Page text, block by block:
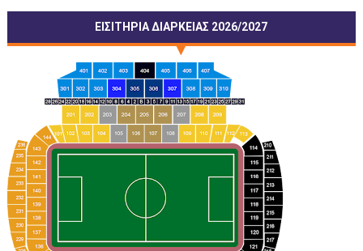
ΕΙΣΙΤΗΡΙΑ ΔΙΑΡΚΕΙΑΣ 2026/2027